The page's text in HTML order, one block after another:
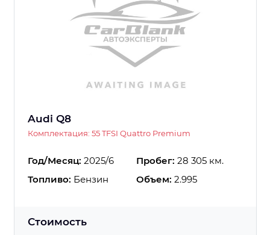
Audi Q8
Комплектация: 55 TFSI Quattro Premium
Год/Месяц: 2025/6 Пробег: 28 305 км.
Топливо: Бензин Объем: 2.995
Стоимость